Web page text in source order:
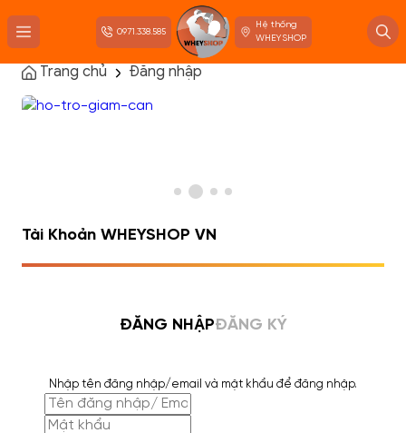
TRANG CHỦ
FLASH SALE
0971.338.585
Hệ thống
WHEYSHOP
Trang chủ Đăng nhập
Tài Khoản WHEYSHOP VN
ĐĂNG NHẬPĐĂNG KÝ
Nhập tên đăng nhập/email và mật khẩu để đăng nhập.